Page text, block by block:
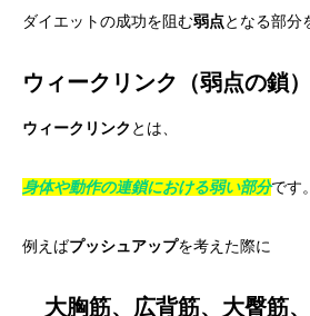
ダイエットの成功を阻む弱点となる部分
ウィークリンク（弱点の鎖
ウィークリンク とは、
身体や動作の連鎖における弱い部分です。
例えばプッシュアップを考えた際に
大胸筋、広背筋、大臀筋、